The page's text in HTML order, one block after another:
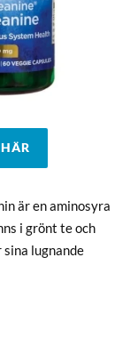
är en aminosyra
i grönt te och
lugnande